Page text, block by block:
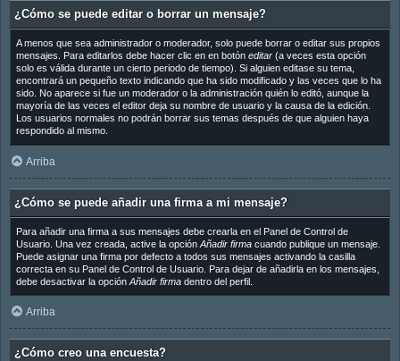
¿Cómo se puede editar o borrar un mensaje?
A menos que sea administrador o moderador, solo puede borrar o editar sus propios
mensajes. Para editarlos debe hacer clic en en botón editar(a veces esta opción
solo es válida durante un cierto periodo de tiempo). Si alguien editase su tema,
encontrará un pequeño texto indicando que ha sido modificado y las veces que lo ha
sido. No aparece si fue un moderador o la administración quién lo editó, aunque la
mayoría de las veces el editor deja su nombre de usuario y la causa de la edición.
Los usuarios normales no podrán borrar sus temas después de que alguien haya
respondido al mismo.
Arriba
¿Cómo se puede añadir una firma a mi mensaje?
Para añadir una firma a sus mensajes debe crearla en el Panel de Control de
Usuario. Una vez creada, active la opción Añadir firmacuando publique un mensaje.
Puede asignar una firma por defecto a todos sus mensajes activando la casilla
correcta en su Panel de Control de Usuario. Para dejar de añadirla en los mensajes,
debe desactivar la opción Añadir firmadentro del perfil.
Arriba
¿Cómo creo una encuesta?